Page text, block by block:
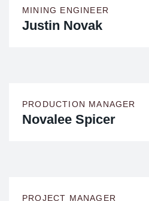
MINING ENGINEER
Justin Novak
PRODUCTION MANAGER
Novalee Spicer
PROJECT MANAGER